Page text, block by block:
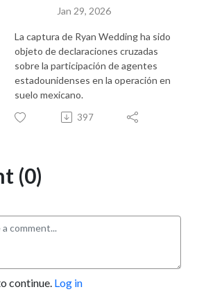
Jan 29, 2026
La captura de Ryan Wedding ha sido
objeto de declaraciones cruzadas
sobre la participación de agentes
estadounidenses en la operación en
suelo mexicano.
397
(0)
continue. Log in